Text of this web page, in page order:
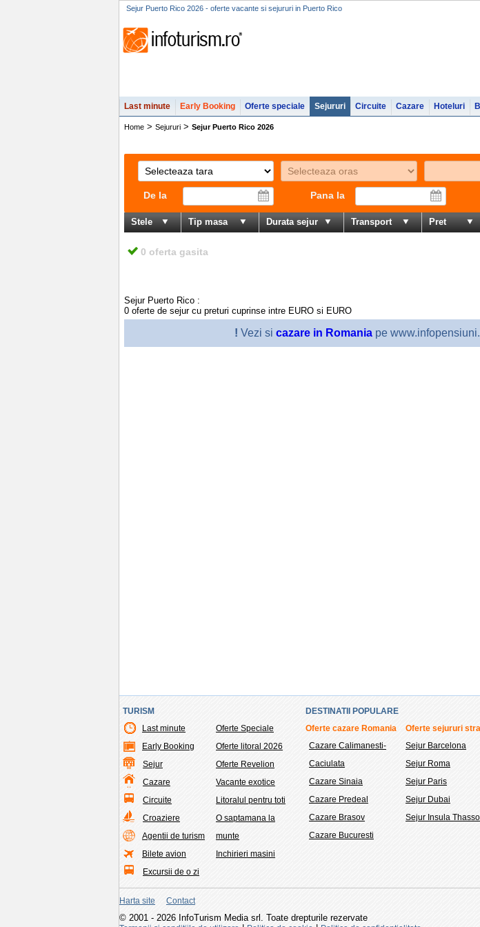
Sejur Puerto Rico 2026 - oferte vacante si sejururi in Puerto Rico
Last minute Early Booking Oferte speciale Sejururi Circuite Cazare Hoteluri
Home > Sejururi > Sejur Puerto Rico 2026
De la Pana la
Stele Tip masa Durata sejur Transport Pret
0 oferta gasita
Sejur Puerto Rico :
0 oferte de sejur cu preturi cuprinse intre EURO si EURO
! Vezi si cazare in Romania pe
TURISM
Last minute
Early Booking
Sejur
Cazare
Circuite
Croaziere
Agentii de turism
Bilete avion
Excursii de o zi
Oferte Speciale
Oferte litoral 2026
Oferte Revelion
Vacante exotice
Litoralul pentru toti
O saptamana la
munte
Inchirieri masini
DESTINATII POPULARE
Oferte cazare Romania
Oferte sejururi
Cazare Calimanesti-
Caciulata
Cazare Sinaia
Cazare Predeal
Cazare Brasov
Cazare Bucuresti
Sejur Barcelona
Sejur Roma
Sejur Paris
Sejur Dubai
Sejur Insula
Harta site Contact
© 2001 - 2026 InfoTurism Media srl. Toate drepturile rezervate